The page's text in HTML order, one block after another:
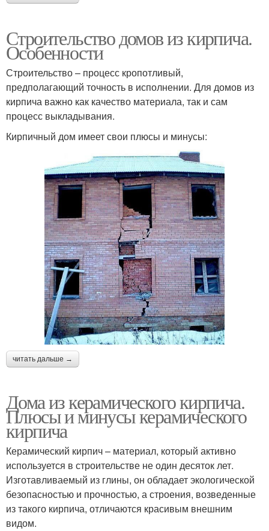
Строительство домов из кирпича.
Особенности
Строительство – процесс кропотливый,
предполагающий точность в исполнении. Для домов из
кирпича важно как качество материала, так и сам
процесс выкладывания.
Кирпичный дом имеет свои плюсы и минусы:
читать дальше →
Дома из керамического кирпича.
Плюсы и минусы керамического
кирпича
Керамический кирпич – материал, который активно
используется в строительстве не один десяток лет.
Изготавливаемый из глины, он обладает экологической
безопасностью и прочностью, а строения, возведенные
из такого кирпича, отличаются красивым внешним
видом.